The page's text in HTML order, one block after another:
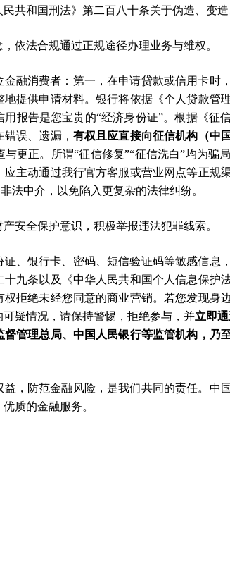
共和国刑法》第二百八十条关于伪造、变
依法合规通过正规途径办理业务与维权。
金融消费者：第一，在申请贷款或信用卡时
提供申请材料。银行将依据《个人贷款管
报告是您宝贵的“经济身份证”。根据《征
误、遗漏， 有权且应直接向征信机构（中
与更正。所谓“征信修复”“征信洗白”均为
主动通过我行官方客服或营业网点等正规
法中介，以免陷入更复杂的法律纠纷。
安全保护意识，积极举报违法犯罪线索。
、银行卡、密码、短信验证码等敏感信息
十九条以及《中华人民共和国个人信息保护
拒绝未经您同意的商业营销。若您发现身
疑情况，请保持警惕，拒绝参与，并立即
管理总局、中国人民银行等监管机构，乃
益，防范金融风险，是我们共同的责任。中
质的金融服务。
年12